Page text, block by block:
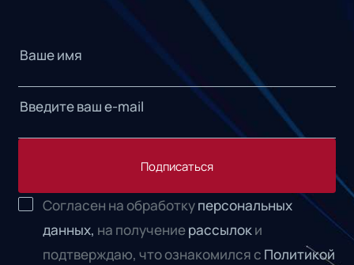
Подписаться
Согласен на обработкуперсональных
данных, на получениерассылоки
подтверждаю, что ознакомился с Политикой